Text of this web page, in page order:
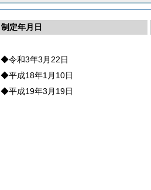
制定年月日
◆令和3年3月22日
◆平成18年1月10日
◆平成19年3月19日